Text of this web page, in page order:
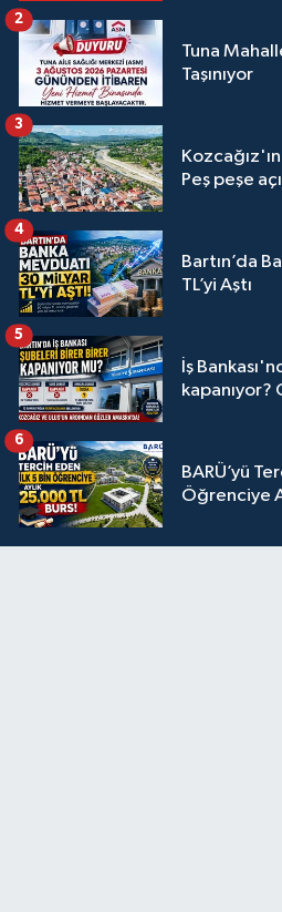
Tuna
Taşınıyor
2
Peş peşe
3
Bartın’da
TL’yi Aştı
4
İş
5
BARÜ’yü
Öğrenciye
6